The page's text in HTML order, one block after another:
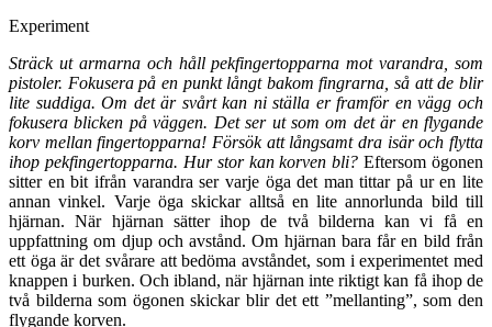
Experiment
Sträck ut armarna och håll pekfingertopparna mot varandra, som
pistoler. Fokusera på en punkt långt bakom fingrarna, så att de blir
lite suddiga. Om det är svårt kan ni ställa er framför en vägg och
fokusera blicken på väggen. Det ser ut som om det är en flygande
korv mellan fingertopparna! Försök att långsamt dra isär och flytta
ihop pekfingertopparna. Hur stor kan korven bli?Eftersom ögonen
sitter en bit ifrån varandra ser varje öga det man tittar på ur en lite
annan vinkel. Varje öga skickar alltså en lite annorlunda bild till
hjärnan. När hjärnan sätter ihop de två bilderna kan vi få en
uppfattning om djup och avstånd. Om hjärnan bara får en bild från
ett öga är det svårare att bedöma avståndet, som i experimentet med
knappen i burken. Och ibland, när hjärnan inte riktigt kan få ihop de
två bilderna som ögonen skickar blir det ett ”mellanting”, som den
flygande korven.